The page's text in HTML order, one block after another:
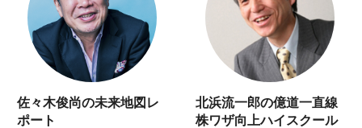
佐々木俊尚の未来地図レ
ポート
北浜流一郎の億道一直線
株ワザ向上ハイスクール